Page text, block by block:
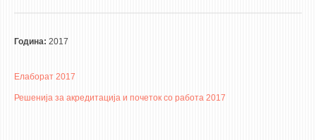
АПЛИКАТИВНА ДЕЈНОСТ
ERASMUS+
Година: 2017
Елаборат 2017
Решенија за акредитација и почеток со работа 2017